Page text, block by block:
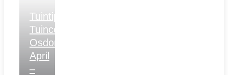
Tuintips
Tuincentrum
Osdorp
April
–